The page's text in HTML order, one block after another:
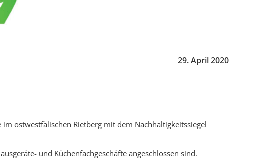
29. April 2020
im ostwestfälischen Rietberg mit dem Nachhaltigkeitssiegel
und Küchenfachgeschäfte angeschlossen sind.